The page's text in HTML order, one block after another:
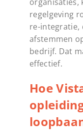
regelgeving
re-integratie,
afstemmen
bedrijf. Dat
effectief.
Hoe